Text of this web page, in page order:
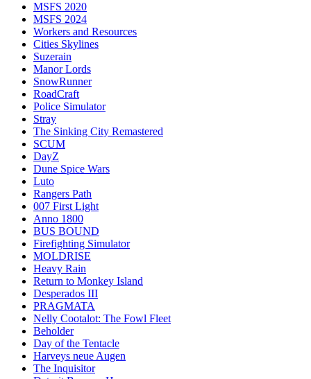
MSFS 2020
MSFS 2024
Workers and Resources
Cities Skylines
Suzerain
Manor Lords
SnowRunner
RoadCraft
Police Simulator
Stray
The Sinking City Remastered
SCUM
DayZ
Dune Spice Wars
Luto
Rangers Path
007 First Light
Anno 1800
BUS BOUND
Firefighting Simulator
MOLDRISE
Heavy Rain
Return to Monkey Island
Desperados III
PRAGMATA
Nelly Cootalot: The Fowl Fleet
Beholder
Day of the Tentacle
Harveys neue Augen
The Inquisitor